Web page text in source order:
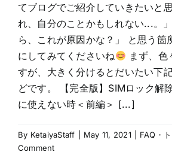
てブログでご紹介していきたいと
れ、自分のことかもしれない...。
ら、これが原因かな？」 と思う箇
にしてみてくださいね
まず、色
すが、大きく分けるとだいたい下
どです。 【完全版】SIMロック解
に使えない時＜前編＞ [...]
By KetaiyaStaff May 11, 2021 FAQ・
Comment